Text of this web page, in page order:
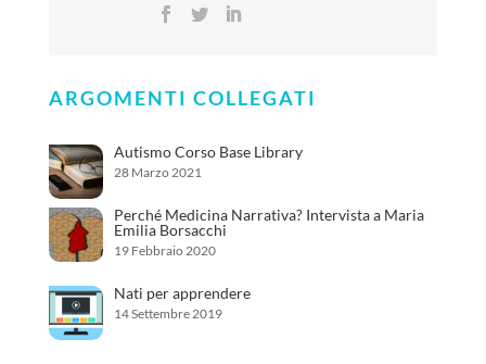
ARGOMENTI COLLEGATI
Autismo Corso Base Library
28 Marzo 2021
Perché Medicina Narrativa? Intervista a Maria
Emilia Borsacchi
19 Febbraio 2020
Nati per apprendere
14 Settembre 2019